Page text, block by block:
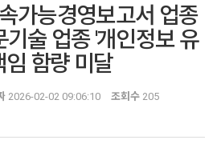
가능경영보고서 업종
술 업종 '개인정보 유
임 함량 미달
2026-02-02 09:06:10 조회수205